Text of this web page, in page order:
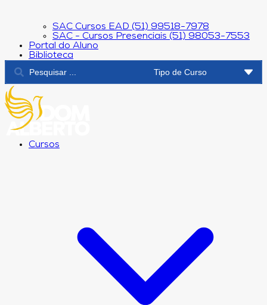
SAC Cursos EAD (51) 99518-7978
SAC - Cursos Presenciais (51) 98053-7553
Portal do Aluno
Biblioteca
Cursos